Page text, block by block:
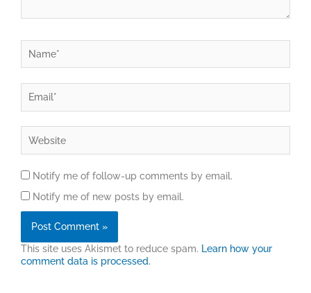
Notify me of follow-up comments by email.
Notify me of new posts by email.
This site uses Akismet to reduce spam. Learn how your
comment data is processed.